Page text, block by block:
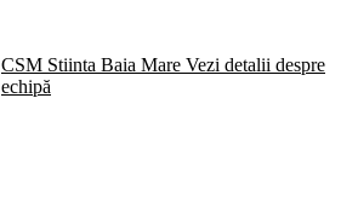
CSM Stiinta Baia Mare Vezi detalii despre
echipă